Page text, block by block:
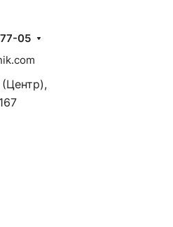
05
(Центр),